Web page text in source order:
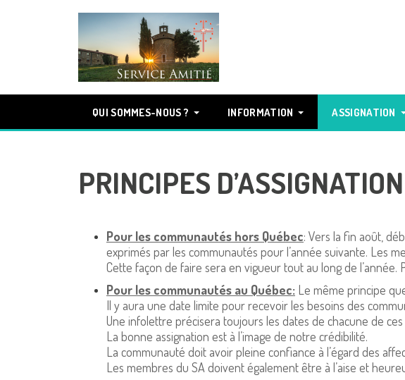
QUI SOMMES-NOUS ? INFORMATION ASSIGNATION
PRINCIPES D’ASSIGNATION
Pour les communautés hors Québec: Vers la fin août,
exprimés par les communautés pour l’année suivante. Les
Cette façon de faire sera en vigueur tout au long de
Pour les communautés au Québec: Le même principe
Il y aura une date limite pour recevoir les besoins des
Une infolettre précisera toujours les dates de chacune de ces
La bonne assignation est à l’image de notre crédibilité.
La communauté doit avoir pleine confiance à l’égard des
Les membres du SA doivent également être à l’aise et